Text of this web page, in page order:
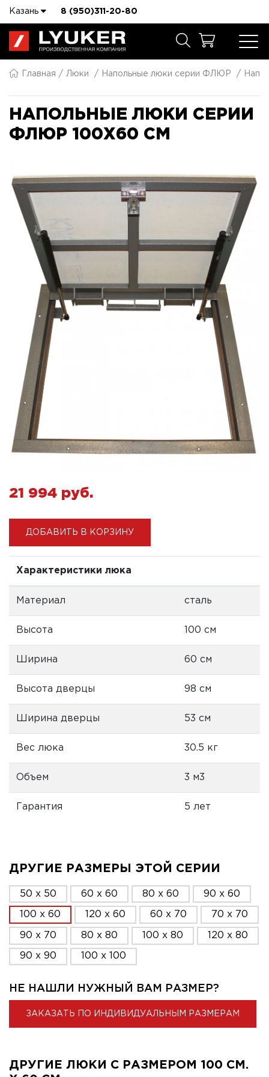
Казань 8 (950)311-20-80
Главная Люки Напольные люки серии ФЛЮР
НАПОЛЬНЫЕ ЛЮКИ СЕРИИ
ФЛЮР 100X60 СМ
21 994 pуб.
ДОБАВИТЬ В КОРЗИНУ
Характеристики люка
Материал сталь
Высота 100 см
Ширина 60 см
Высота дверцы 98 см
Ширина дверцы 53 см
Вес люка 30.5 кг
Объем 3 м3
Гарантия 5 лет
ДРУГИЕ РАЗМЕРЫ ЭТОЙ СЕРИИ
50 x 50 60 x 60 80 x 60 90 x 60
100 x 60 120 x 60 60 x 70 70 x 70
90 x 70 80 x 80 100 x 80 120 x 80
90 x 90 100 x 100
НЕ НАШЛИ НУЖНЫЙ ВАМ РАЗМЕР?
ЗАКАЗАТЬ ПО ИНДИВИДУАЛЬНЫМ РАЗМЕРАМ
ДРУГИЕ ЛЮКИ С РАЗМЕРОМ 100 СМ.